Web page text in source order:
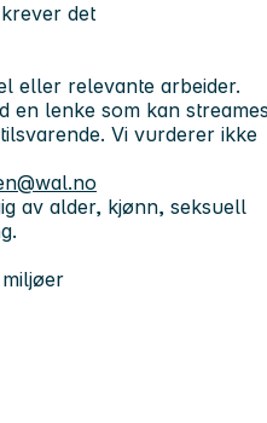
det
eller relevante arbeider.
en lenke som kan
Vi vurderer ikke
av alder, kjønn, seksuell